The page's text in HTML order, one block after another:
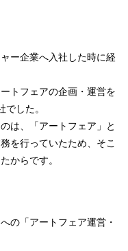
ー企業へ入社した時に経
トフェアの企画・運営を
でした。
は、「アートフェア」と
を行っていたため、そこ
からです。
の「アートフェア運営・